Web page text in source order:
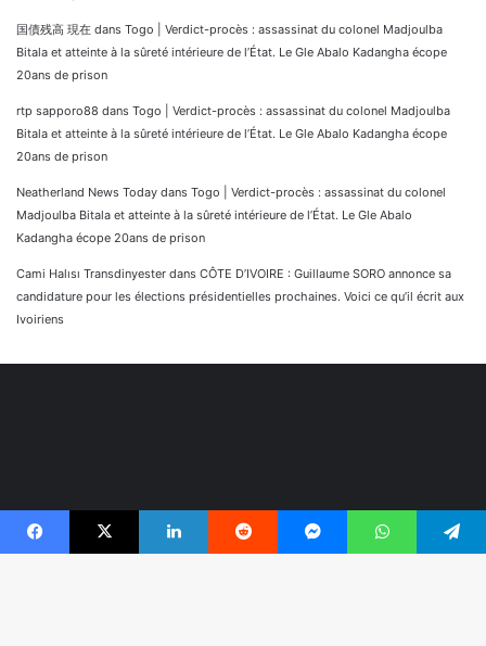
国債残高 現在 dans Togo | Verdict-procès : assassinat du colonel Madjoulba
Bitala et atteinte à la sûreté intérieure de l’État. Le Gle Abalo Kadangha écope
20ans de prison
rtp sapporo88 dans Togo | Verdict-procès : assassinat du colonel Madjoulba
Bitala et atteinte à la sûreté intérieure de l’État. Le Gle Abalo Kadangha écope
20ans de prison
Neatherland News Today dans Togo | Verdict-procès : assassinat du colonel
Madjoulba Bitala et atteinte à la sûreté intérieure de l’État. Le Gle Abalo
Kadangha écope 20ans de prison
Cami Halısı Transdinyester dans CÔTE D’IVOIRE : Guillaume SORO annonce sa
candidature pour les élections présidentielles prochaines. Voici ce qu’il écrit aux
Ivoiriens
Facebook X Linkedin Reddit Messenger WhatsApp Telegram